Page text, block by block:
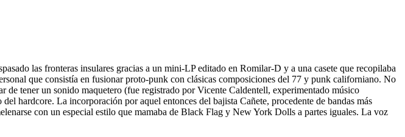
las fronteras insulares gracias a un mini-LP editado en Romilar-D y a una casete que recopilaba
que consistía en fusionar proto-punk con clásicas composiciones del 77 y punk californiano. No
de tener un sonido maquetero (fue registrado por Vicente Caldentell, experimentado músico
hardcore. La incorporación por aquel entonces del bajista Cañete, procedente de bandas más
con un especial estilo que mamaba de Black Flag y New York Dolls a partes iguales. La voz